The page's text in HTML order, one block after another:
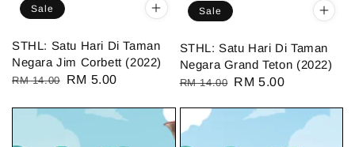
Sale
STHL: Satu Hari Di Taman
Negara Jim Corbett (2022)
Regular
RM 14.00
Sale
RM 5.00
Sale
STHL: Satu Hari Di Taman
Negara Grand Teton (2022)
Regular
RM 14.00 Sale
RM 5.00